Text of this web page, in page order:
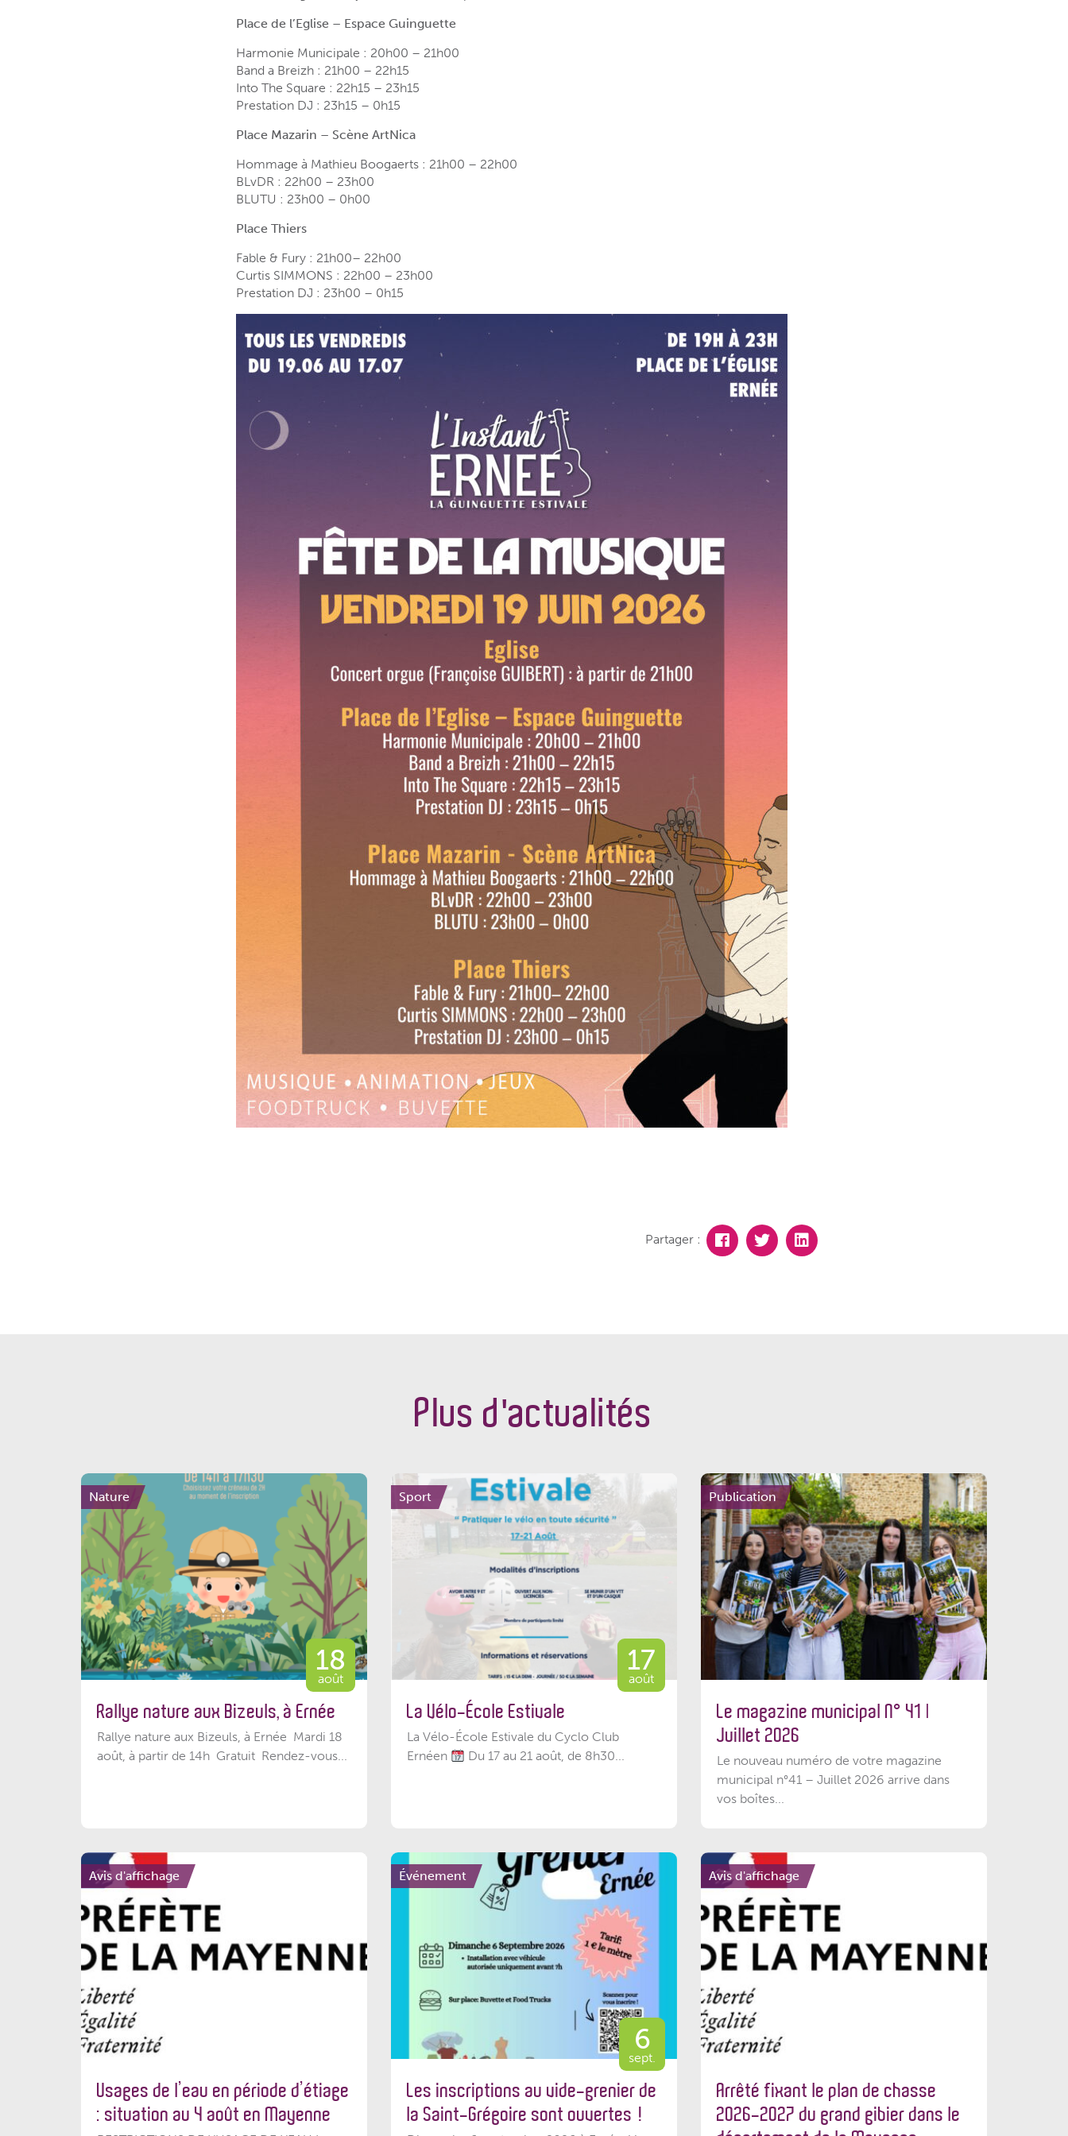
Place de l’Eglise – Espace Guinguette
Harmonie Municipale : 20h00 – 21h00
Band a Breizh : 21h00 – 22h15
Into The Square : 22h15 – 23h15
Prestation DJ : 23h15 – 0h15
Place Mazarin – Scène ArtNica
Hommage à Mathieu Boogaerts : 21h00 – 22h00
BLvDR : 22h00 – 23h00
BLUTU : 23h00 – 0h00
Place Thiers
Fable & Fury : 21h00– 22h00
Curtis SIMMONS : 22h00 – 23h00
Prestation DJ : 23h00 – 0h15
Partager :
Plus d'actualités
Nature
18
août
Rallye nature aux Bizeuls, à Ernée
Rallye nature aux Bizeuls, à Ernée Mardi 18
août, à partir de 14h Gratuit Rendez-vous...
Sport
17
août
La Vélo-École Estivale
La Vélo-École Estivale du Cyclo Club
Ernéen
Du 17 au 21 août, de 8h30...
Publication
Le magazine municipal N° 41 |
Juillet 2026
Le nouveau numéro de votre magazine
municipal n°41 – Juillet 2026 arrive dans
vos boîtes...
Avis d'affichage
Usages de l’eau en période d’étiage
: situation au 4 août en Mayenne
Événement
6
sept.
Les inscriptions au vide-grenier de
la Saint-Grégoire sont ouvertes !
Avis d'affichage
Arrêté fixant le plan de chasse
2026-2027 du grand gibier dans le